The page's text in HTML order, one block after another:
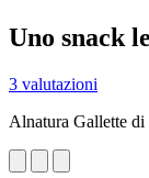
Uno snack
3 valutazioni
Alnatura Gallette